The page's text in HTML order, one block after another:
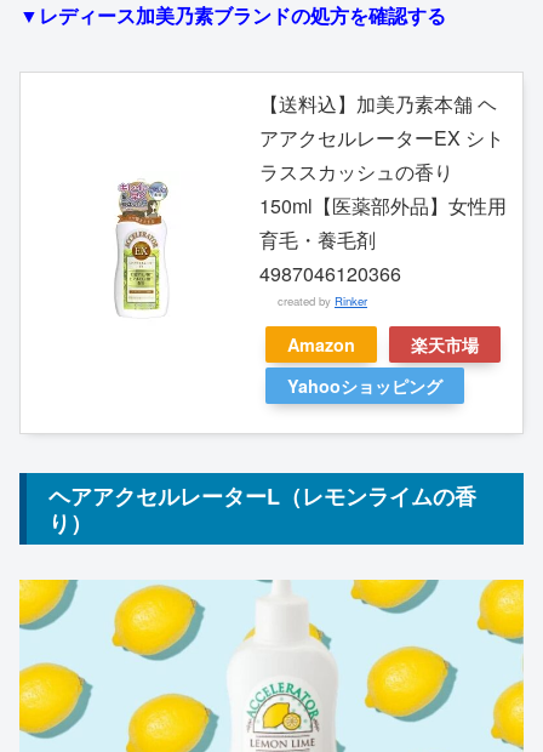
▼レディース加美乃素ブランドの処方を確認する
【送料込】加美乃素本舗 ヘ
アアクセルレーターEX シト
ラススカッシュの香り
150ml【医薬部外品】女性用
育毛・養毛剤
4987046120366
created by Rinker
Amazon
楽天市場
Yahooショッピング
ヘアアクセルレーターL（レモンライムの香
り）